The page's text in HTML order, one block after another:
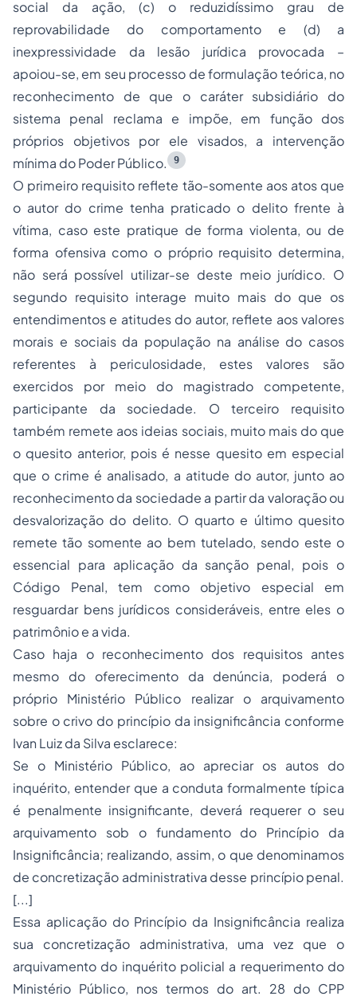
social da ação, (c) o reduzidíssimo grau de
reprovabilidade do comportamento e (d) a
inexpressividade da lesão jurídica provocada –
apoiou-se, em seu processo de formulação teórica, no
reconhecimento de que o caráter subsidiário do
sistema penal reclama e impõe, em função dos
próprios objetivos por ele visados, a intervenção
mínima do Poder Público.
9
O primeiro requisito reflete tão-somente aos atos que
o autor do crime tenha praticado o delito frente à
vítima, caso este pratique de forma violenta, ou de
forma ofensiva como o próprio requisito determina,
não será possível utilizar-se deste meio jurídico. O
segundo requisito interage muito mais do que os
entendimentos e atitudes do autor, reflete aos valores
morais e sociais da população na análise do casos
referentes à periculosidade, estes valores são
exercidos por meio do magistrado competente,
participante da sociedade. O terceiro requisito
também remete aos ideias sociais, muito mais do que
o quesito anterior, pois é nesse quesito em especial
que o crime é analisado, a atitude do autor, junto ao
reconhecimento da sociedade a partir da valoração ou
desvalorização do delito. O quarto e último quesito
remete tão somente ao bem tutelado, sendo este o
essencial para aplicação da sanção penal, pois o
Código Penal, tem como objetivo especial em
resguardar bens jurídicos consideráveis, entre eles o
patrimônio e a vida.
Caso haja o reconhecimento dos requisitos antes
mesmo do oferecimento da denúncia, poderá o
próprio Ministério Público realizar o arquivamento
sobre o crivo do princípio da insignificância conforme
Ivan Luiz da Silva esclarece:
Se o Ministério Público, ao apreciar os autos do
inquérito, entender que a conduta formalmente típica
é penalmente insignificante, deverá requerer o seu
arquivamento sob o fundamento do Princípio da
Insignificância; realizando, assim, o que denominamos
de concretização administrativa desse princípio penal.
[...]
Essa aplicação do Princípio da Insignificância realiza
sua concretização administrativa, uma vez que o
arquivamento do inquérito policial a requerimento do
Ministério Público, nos termos do art. 28 do CPP